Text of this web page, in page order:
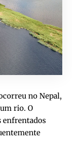
no Nepal,
rio. O
enfrentados